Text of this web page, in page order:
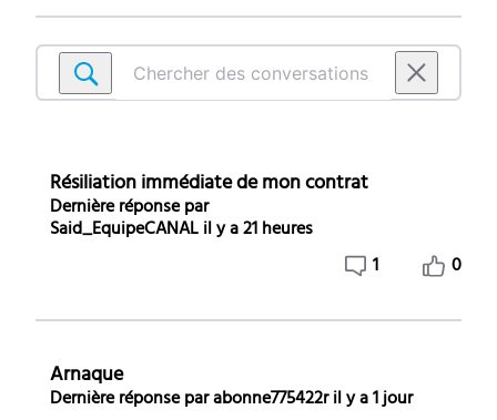
Chercher
dans
Abonnement
-
Résiliation immédiate de mon contrat
Dernière réponse par
Said_EquipeCANAL il y a 21 heures
1
0
Arnaque
Dernière réponse parabonne775422r il y a 1 jour